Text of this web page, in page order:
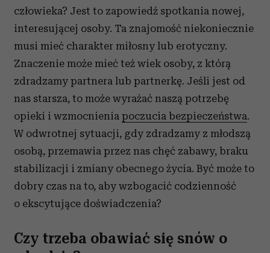
człowieka? Jest to zapowiedź spotkania nowej,
interesującej osoby. Ta znajomość niekoniecznie
musi mieć charakter miłosny lub erotyczny.
Znaczenie może mieć też wiek osoby, z którą
zdradzamy partnera lub partnerkę. Jeśli jest od
nas starsza, to może wyrażać naszą potrzebę
opieki i wzmocnienia poczucia bezpieczeństwa.
W odwrotnej sytuacji, gdy zdradzamy z młodszą
osobą, przemawia przez nas chęć zabawy, braku
stabilizacji i zmiany obecnego życia. Być może to
dobry czas na to, aby wzbogacić codzienność
o ekscytujące doświadczenia?
Czy trzeba obawiać się snów o